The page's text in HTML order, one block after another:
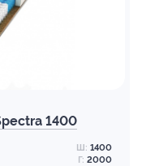
1400
Ш: 1400
Г: 2000